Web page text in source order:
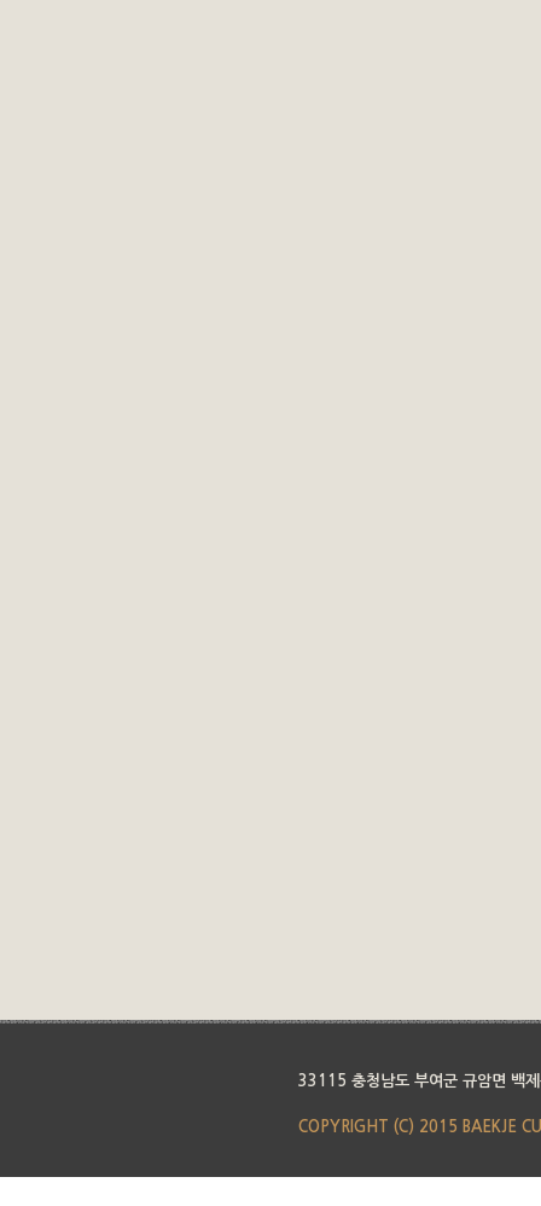
33115 충청남도 부여군 규암면 백
COPYRIGHT (C) 2015 BAEKJE